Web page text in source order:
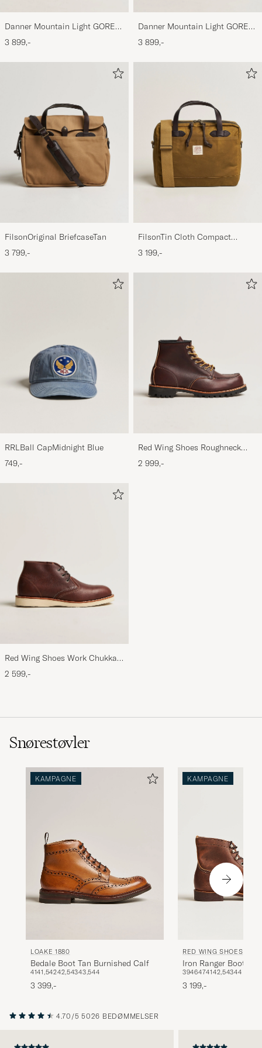
Danner Mountain Light GORE-
TEX Boot Brown
3 899,-
Danner Mountain Light GORE-
TEX Boot Cascade Clovis
3 899,-
FilsonOriginal BriefcaseTan
3 799,-
FilsonTin Cloth Compact
BriefcaseDark Tan
3 199,-
RRLBall CapMidnight Blue
749,-
Red Wing Shoes Roughneck
Boot Briar Oil Slick Leather
2 999,-
Red Wing Shoes Work Chukka
Briar Oil Slick Leather
2 599,-
Snørestøvler
KAMPAGNE
LOAKE 1880
Bedale Boot Tan Burnished Calf
4141,54242,54343,544
3 399,-
KAMPAGNE
RED WING SHOES
Iron Ranger Boot
Rough/Though
3946474142,54344
3 199,-
4.70/5 5026 BEDØMMELSER